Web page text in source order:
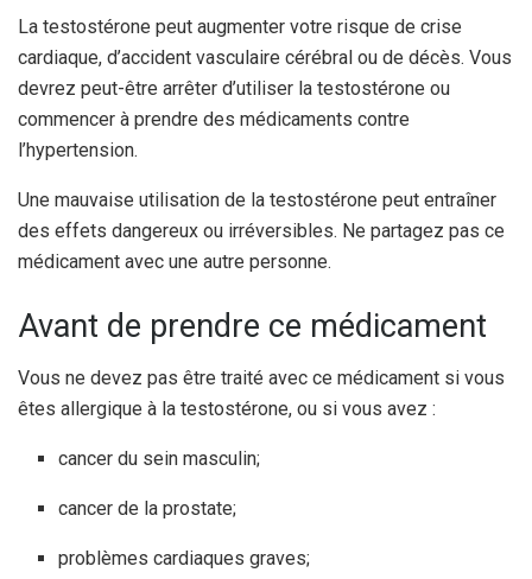
La testostérone peut augmenter votre risque de crise
cardiaque, d’accident vasculaire cérébral ou de décès. Vous
devrez peut-être arrêter d’utiliser la testostérone ou
commencer à prendre des médicaments contre
l’hypertension.
Une mauvaise utilisation de la testostérone peut entraîner
des effets dangereux ou irréversibles. Ne partagez pas ce
médicament avec une autre personne.
Avant de prendre ce médicament
Vous ne devez pas être traité avec ce médicament si vous
êtes allergique à la testostérone, ou si vous avez :
cancer du sein masculin;
cancer de la prostate;
problèmes cardiaques graves;